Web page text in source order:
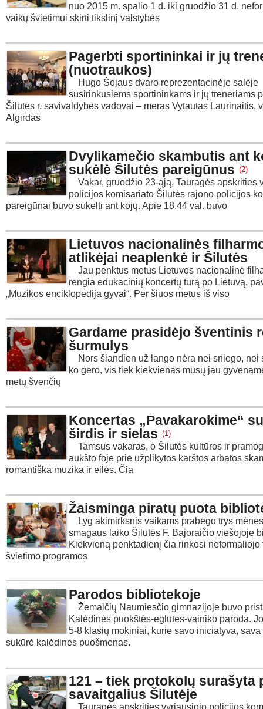
nuo 2015 m. spalio 1 d. iki gruodžio 31 d.
vaikų švietimui skirti tikslinį valstybės
Pagerbti sportininkai ir jų
(nuotraukos)
Hugo Šojaus dvaro reprezentacinėje salėje
susirinkusiems sportininkams ir jų treneriams
Šilutės r. savivaldybės vadovai – meras Vytautas Laurinaitis,
Algirdas
Dvylikamečio skambutis ant
sukėlė Šilutės pareigūnus (2)
Vakar, gruodžio 23-ąją, Tauragės apskrities
policijos komisariato Šilutės rajono policijos
pareigūnai buvo sukelti ant kojų. Apie 18.44 val. buvo
Lietuvos nacionalinės
atlikėjai neaplenkė ir Šilutės
Jau penktus metus Lietuvos nacionalinė
rengia edukacinių koncertų turą po Lietuvą,
„Muzikos enciklopedija gyvai“. Per šiuos metus iš viso
Gardame prasidėjo šventinis
šurmulys
Nors šiandien už lango nėra nei sniego, nei
ko gero, vis tiek kiekvienas mūsų jau
metų švenčių
Koncertas „Pavakarokime“
širdis ir sielas (1)
Tamsus vakaras, o Šilutės kultūros ir
aukšto foje prie užplikytos karštos arbatos
romantiška muzika ir eilės. Čia
Žaisminga piratų puota
Lyg akimirksnis vaikams prabėgo trys
smagaus laiko Šilutės F. Bajoraičio viešojoje
Kiekvieną penktadienį čia rinkosi neformaliojo
švietimo programos
Parodos bibliotekoje
Žemaičių Naumiesčio gimnazijoje buvo
Kalėdinės puokštės-eglutės-vainiko paroda.
5-8 klasių mokiniai, kurie savo iniciatyva,
sukūrė kalėdines puošmenas.
121 – tiek protokolų surašyta
savaitgalius Šilutėje
Tauragės apskrities vyriausiojo policijos